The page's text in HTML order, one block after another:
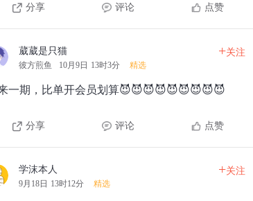
分享 评论 点赞
葳葳是只猫
彼方煎鱼 10月9日 13时3分 精选
+关注
一期，比单开会员划算😈😈😈😈😈😈😈😈😈
分享 评论 点赞
学沫本人
9月18日 13时12分 精选
+关注